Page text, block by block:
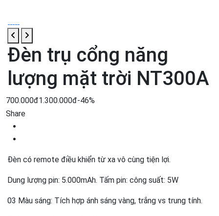
Đèn trụ cổng năng
lượng mặt trời NT300A
700.000đ1.300.000đ-46%
Share
Đèn có remote điều khiển từ xa vô cùng tiện lợi.
Dung lượng pin: 5.000mAh. Tấm pin: công suất: 5W
03 Màu sáng: Tích hợp ánh sáng vàng, trắng vs trung tính.